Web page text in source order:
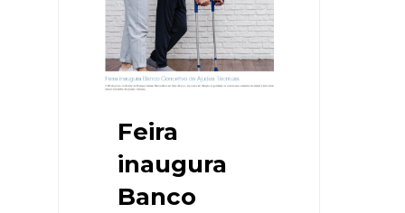
Feira
inaugura
Banco